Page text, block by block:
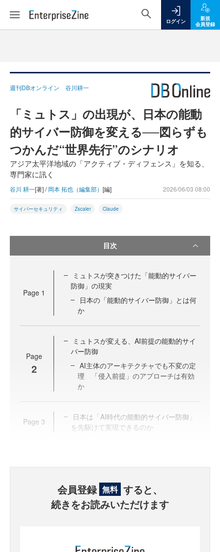
ログイン
新規
会員登録
週刊DBオンライン 谷川耕一
「ミュトス」の出現が、日本の能動
的サイバー防御を変える──図らずも
つかんだ“世界先行”のシナリオ
アジア太平洋地域の「アクティブ・ディフェンス」を知る、
専門家に訊く
谷川 耕一[著] /岡本 拓也（編集部） [編] 2026/06/03 08:00
サイバーセキュリティ Zscaler Claude
目次
Page 1
ミュトスが突きつけた「能動的サイバー
防御」の現実
日本の「能動的サイバー防御」とは何
か
Page
2
ミュトスが変える、AI前提の能動的サイ
バー防御
AI主体のアーキテクチャでも不変の定
理 「侵入前提」のアプローチは有効
か
Page 3
日本は「AI時代の能動的サイバー防御」
を先駆けて実現できるのか
会員登録 無料 すると、
続きをお読みいただけます